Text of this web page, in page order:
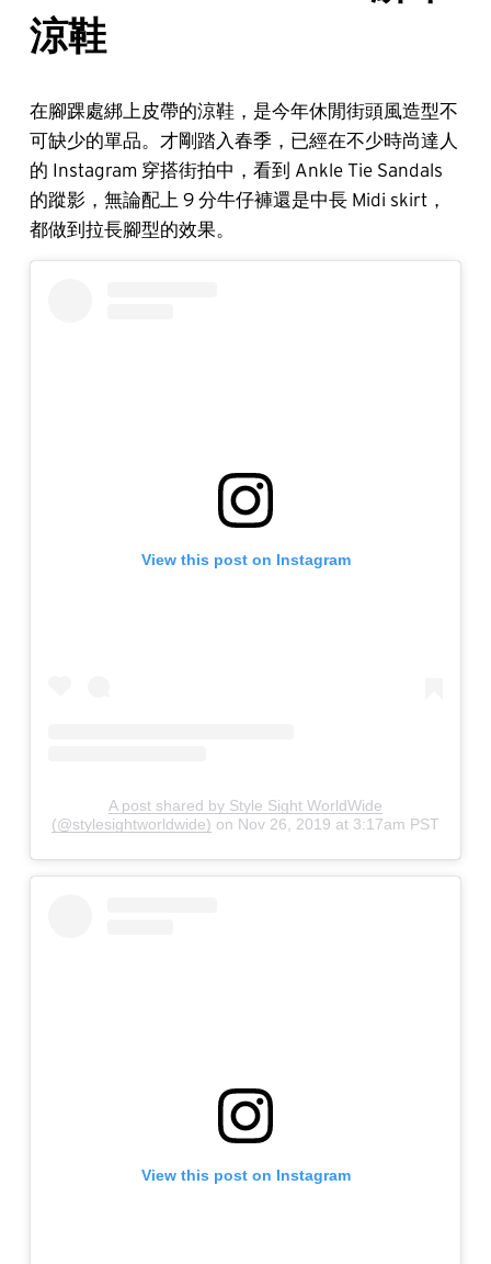
涼鞋
在腳踝處綁上皮帶的涼鞋，是今年休閒街頭風造型不
可缺少的單品。才剛踏入春季，已經在不少時尚達人
的 Instagram 穿搭街拍中，看到 Ankle Tie Sandals
的蹤影，無論配上 9 分牛仔褲還是中長 Midi skirt，
都做到拉長腳型的效果。
View this post on Instagram
A post shared by Style Sight WorldWide
(@stylesightworldwide) on Nov 26, 2019 at 3:17am PST
View this post on Instagram